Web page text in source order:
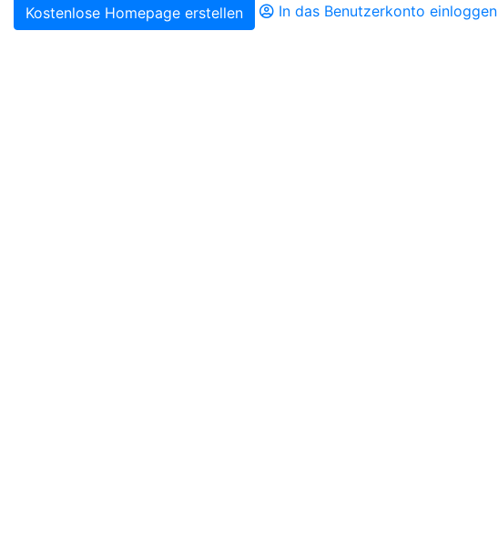
Kostenlose Homepage erstellen In das Benutzerkonto einloggen